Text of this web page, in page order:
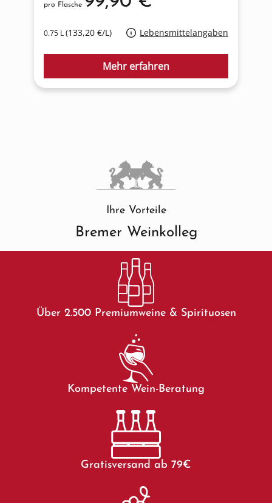
0.75 L(133,20 €/L) Lebensmittelangaben
pro Flasche
Mehr erfahren
Ihre Vorteile
Bremer Weinkolleg
Über 2.500 Premiumweine & Spirituosen
Kompetente Wein-Beratung
Gratisversand ab 79€